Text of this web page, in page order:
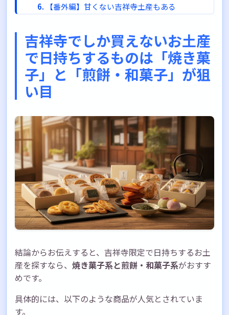
【番外編】甘くない吉祥寺土産もある
吉祥寺さとうのメンチカツ
吉祥寺でお土産を買うときの3つのポイント
ポイント1：賞味期限は必ず確認しよう
ポイント2：個包装かどうかを確認しよう
土産で特別感を演出しよう
あなたにぴったりの吉祥寺土産が見つかりま
すように
吉祥寺でしか買えないお土産
で日持ちするものは「焼き菓
子」と「煎餅・和菓子」が狙
い目
結論からお伝えすると、吉祥寺限定で日持ちするお土
産を探すなら、 焼き菓子系と煎餅・和菓子系がおすす
めです。
具体的には、以下のような商品が人気とされていま
す。